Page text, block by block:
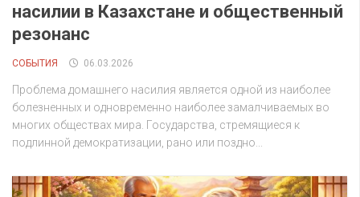
насилии в Казахстане и общественный
резонанс
СОБЫТИЯ 06.03.2026
Проблема домашнего насилия является одной из наиболее
болезненных и одновременно наиболее замалчиваемых во
многих обществах мира. Государства, стремящиеся к
подлинной демократизации, рано или поздно...